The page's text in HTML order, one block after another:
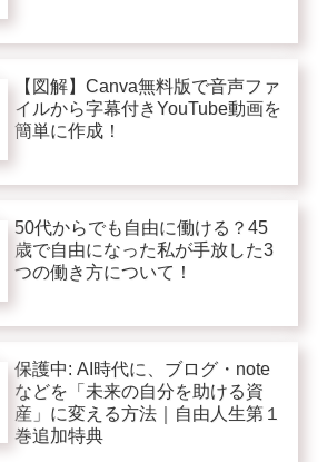
【図解】Canva無料版で音声ファ
イルから字幕付きYouTube動画を
簡単に作成！
50代からでも自由に働ける？45
歳で自由になった私が手放した3
つの働き方について！
保護中: AI時代に、ブログ・note
などを「未来の自分を助ける資
産」に変える方法｜自由人生第１
巻追加特典